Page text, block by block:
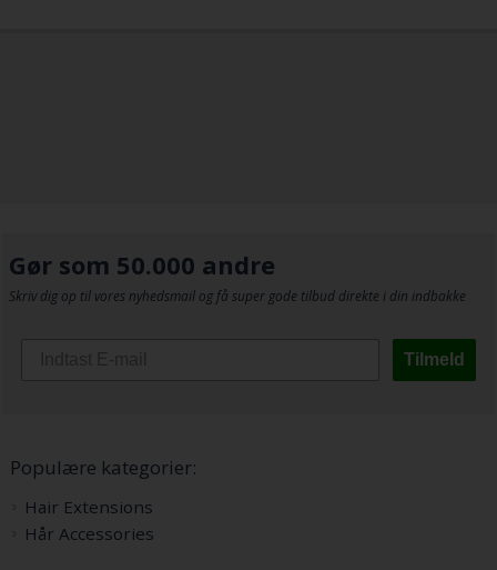
Gør som 50.000 andre
Skriv dig op til vores nyhedsmail og få super gode tilbud direkte i din indbakke
Tilmeld
Populære kategorier:
Hair Extensions
Hår Accessories